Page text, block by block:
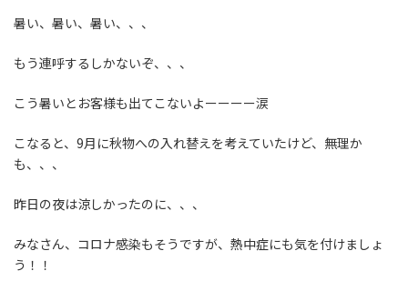
暑い、暑い、暑い、、、
もう連呼するしかないぞ、、、
こう暑いとお客様も出てこないよーーーー涙
こなると、9月に秋物への入れ替えを考えていたけど、無理か
も、、、
昨日の夜は涼しかったのに、、、
みなさん、コロナ感染もそうですが、熱中症にも気を付けましょ
う！！